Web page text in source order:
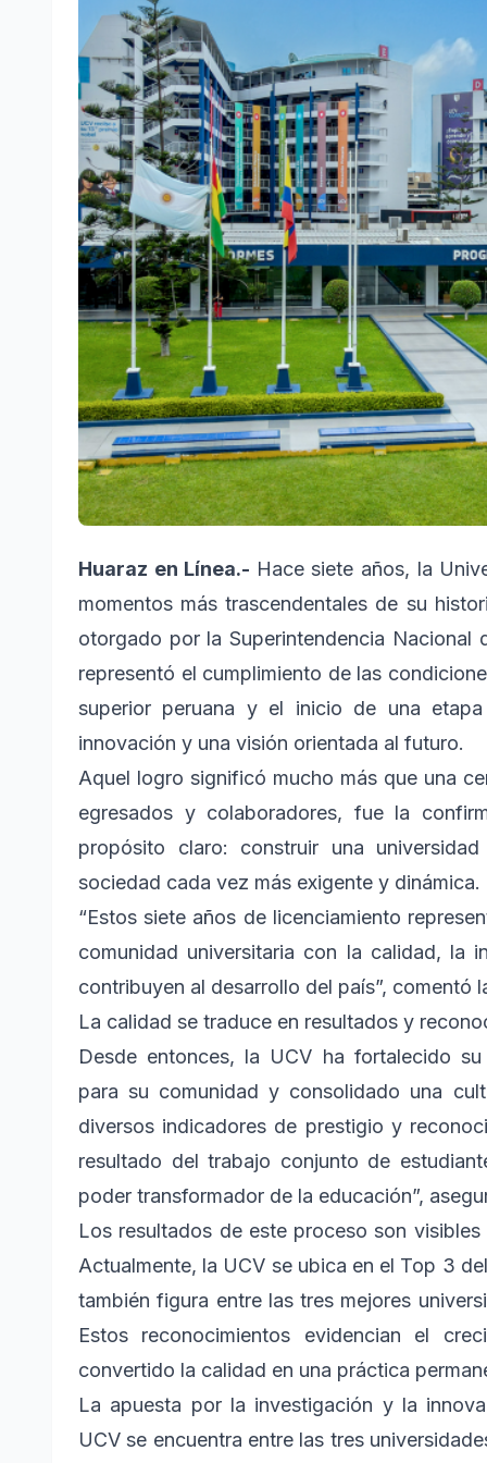
Huaraz en Línea.- Hace siete años, la
momentos más trascendentales de su
otorgado por la Superintendencia Nacional
representó el cumplimiento de las
superior peruana y el inicio de una
innovación y una visión orientada al futuro.
Aquel logro significó mucho más que una
egresados y colaboradores, fue la
propósito claro: construir una
sociedad cada vez más exigente y dinámica.
“Estos siete años de licenciamiento
comunidad universitaria con la calidad, la
contribuyen al desarrollo del país”, comentó
La calidad se traduce en resultados y
Desde entonces, la UCV ha fortalecido
para su comunidad y consolidado una
diversos indicadores de prestigio y
resultado del trabajo conjunto de
poder transformador de la educación”,
Los resultados de este proceso son
Actualmente, la UCV se ubica en el Top 3
también figura entre las tres mejores
Estos reconocimientos evidencian el
convertido la calidad en una práctica
La apuesta por la investigación y la
UCV se encuentra entre las tres